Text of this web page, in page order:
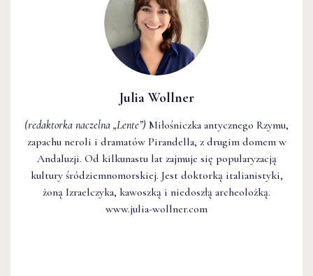
Julia Wollner
(redaktorka naczelna „Lente”) Miłośniczka antycznego Rzymu,
zapachu neroli i dramatów Pirandella, z drugim domem w
Andaluzji. Od kilkunastu lat zajmuje się popularyzacją
kultury śródziemnomorskiej. Jest doktorką italianistyki,
żoną Izraelczyka, kawoszką i niedoszłą archeolożką.
www.julia-wollner.com